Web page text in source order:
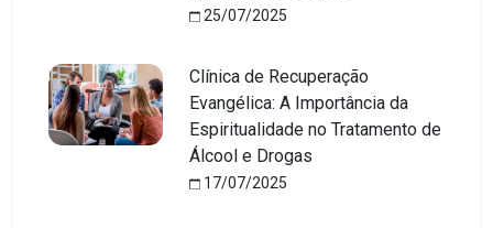
25/07/2025
Clínica de Recuperação
Evangélica: A Importância da
Espiritualidade no Tratamento de
Álcool e Drogas
17/07/2025